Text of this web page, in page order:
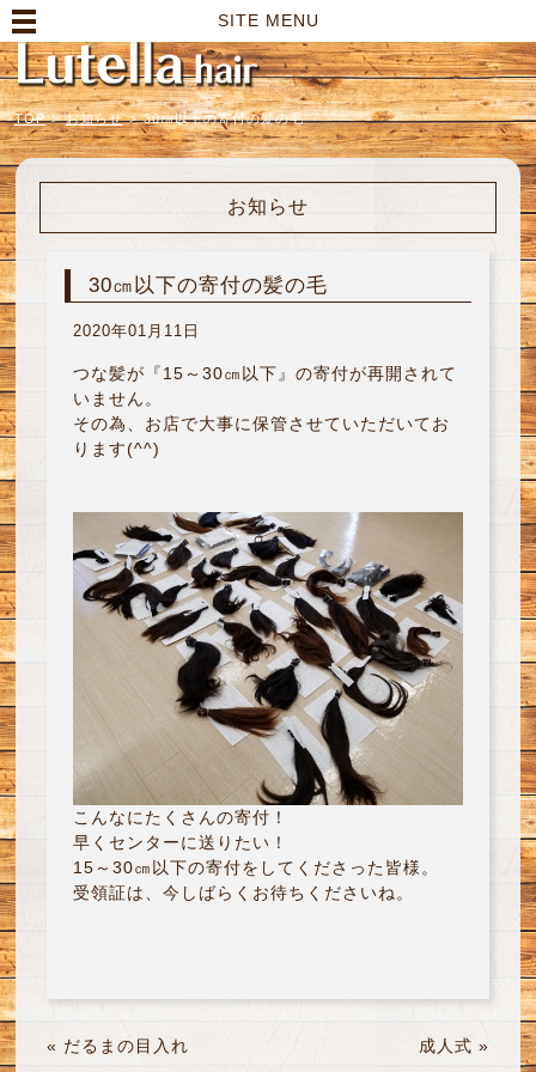
SITE MENU
TOP > お知らせ > 30㎝以下の寄付の髪の毛
お知らせ
30㎝以下の寄付の髪の毛
2020年01月11日
つな髪が『15～30㎝以下』の寄付が再開されて
いません。
その為、お店で大事に保管させていただいてお
ります(^^)
こんなにたくさんの寄付！
早くセンターに送りたい！
15～30㎝以下の寄付をしてくださった皆様。
受領証は、今しばらくお待ちくださいね。
« だるまの目入れ 成人式 »